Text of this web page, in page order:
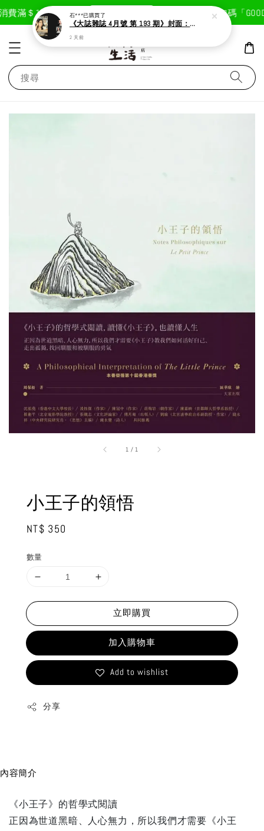
滿＄1800免運費 現在去購物！ 首次註冊輸入折扣碼「
搜尋
1 / 1
小王子的領悟
Regular
NT$ 350
數量
立即購買
加入購物車
Add to wishlist
分享
內容簡介
《小王子》的哲學式閱讀
正因為世道黑暗、人心無力，所以我們才需要《小王
石***已購買了
《大誌雜誌 4月號 第 193 期》封面：Solar 頌樂
2 天前